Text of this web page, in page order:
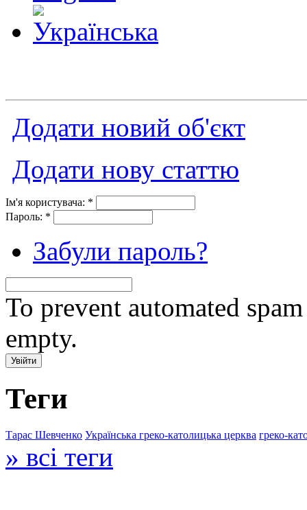
Додати новий об'єкт
Додати нову статтю
Ім'я користувача: *
Пароль: *
Забули пароль?
To prevent automated
empty.
Теги
Тарас Шевченко Українська греко-католицька церква греко-
» всі теги